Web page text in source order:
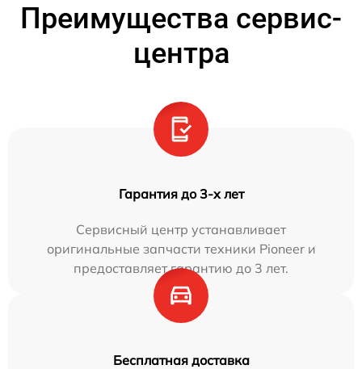
Преимущества сервис-
центра
Гарантия до 3-х лет
Сервисный центр устанавливает
оригинальные запчасти техники Pioneer и
предоставляет гарантию до 3 лет.
Бесплатная доставка